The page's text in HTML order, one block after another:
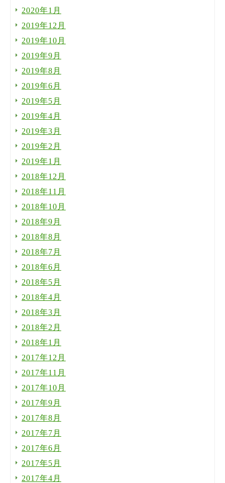
2020年1月
2019年12月
2019年10月
2019年9月
2019年8月
2019年6月
2019年5月
2019年4月
2019年3月
2019年2月
2019年1月
2018年12月
2018年11月
2018年10月
2018年9月
2018年8月
2018年7月
2018年6月
2018年5月
2018年4月
2018年3月
2018年2月
2018年1月
2017年12月
2017年11月
2017年10月
2017年9月
2017年8月
2017年7月
2017年6月
2017年5月
2017年4月